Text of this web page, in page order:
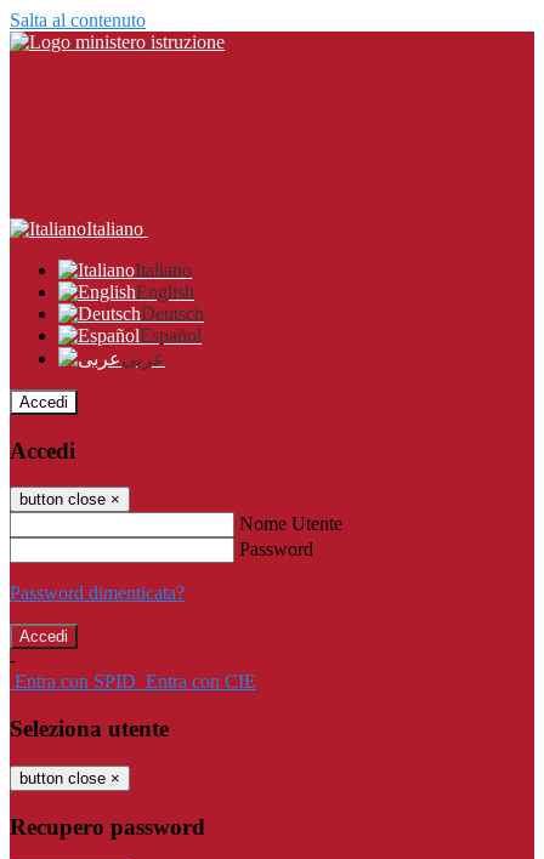
Salta al contenuto
Italiano
Italiano
English
Deutsch
Español
عربى
Accedi
Accedi
button close ×
Nome Utente
Password
Password dimenticata?
-
Entra con SPID Entra con CIE
Seleziona utente
button close ×
Recupero password